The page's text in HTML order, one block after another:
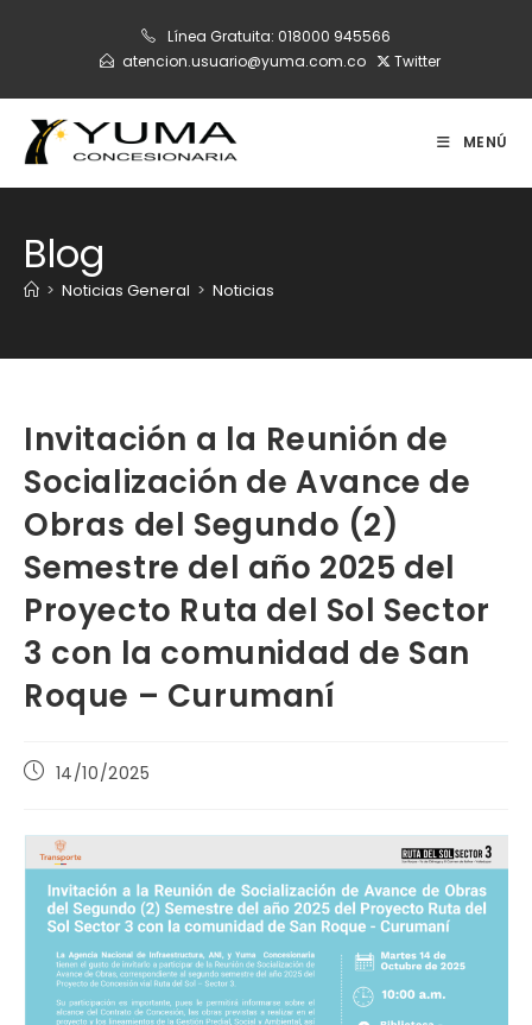
Línea Gratuita: 018000 945566
atencion.usuario@yuma.com.co
Twitter
MENÚ
Blog
> Noticias General > Noticias
Invitación a la Reunión de
Socialización de Avance de
Obras del Segundo (2)
Semestre del año 2025 del
Proyecto Ruta del Sol Sector
3 con la comunidad de San
Roque – Curumaní
Publicación
entrada:
14/10/2025